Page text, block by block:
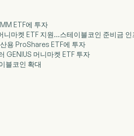
ETF에 투자
니마켓 ETF 지원…스테이블코인 준비금 인
용 ProShares ETF에 투자
GENIUS 머니마켓 ETF 투자
블코인 확대